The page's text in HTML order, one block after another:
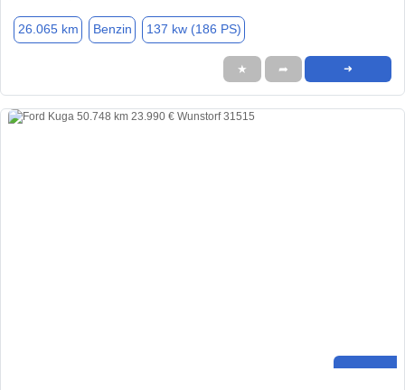
26.065 km Benzin 137 kw (186 PS)
★ ➦ ➜